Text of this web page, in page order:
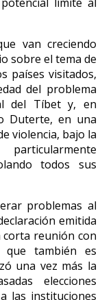
límite al
van creciendo
sobre el tema de
países visitados,
del problema
del Tíbet y, en
Duterte, en una
violencia, bajo la
todos sus
problemas al
emitida
reunión con
que también es
una vez más la
elecciones
las instituciones